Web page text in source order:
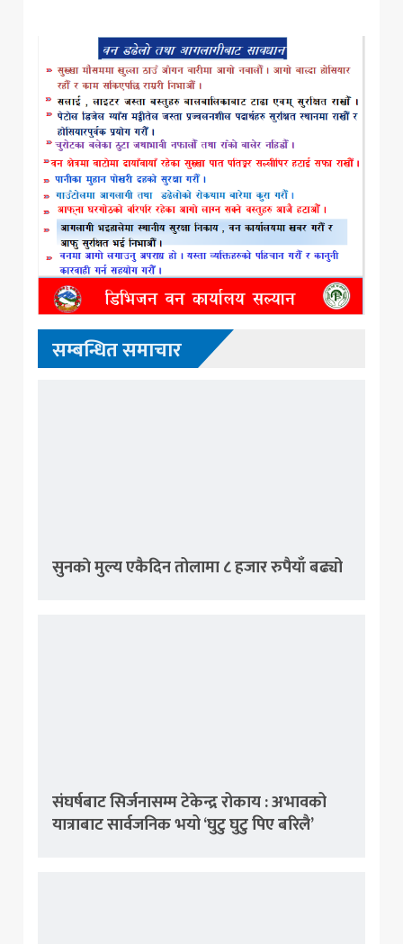
सम्बन्धित समाचार
सुनकाे मुल्य एकैदिन तोलामा ८ हजार रुपैयाँ बढ्यो
संघर्षबाट सिर्जनासम्म टेकेन्द्र रोकाय : अभावको
यात्राबाट सार्वजनिक भयो ‘घुटु घुटु पिए बरिलै’